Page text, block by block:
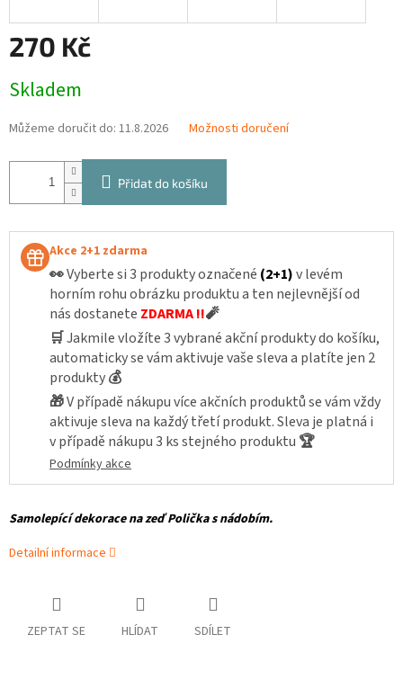
270 Kč
cena:
Skladem
Můžeme doručit do: 11.8.2026 Možnosti doručení
Přidat do košíku
Akce 2+1 zdarma
👀Vyberte si 3 produkty označené (2+1)v levém
horním rohu obrázku produktu a ten nejlevnější od
nás dostanete ZDARMA !!🧨
🛒Jakmile vložíte 3 vybrané akční produkty do košíku,
automaticky se vám aktivuje vaše sleva a platíte jen 2
produkty💰
🎁V případě nákupu více akčních produktů se vám vždy
aktivuje sleva na každý třetí produkt. Sleva je platná i
v případě nákupu 3 ks stejného produktu 🏆
Podmínky akce
Samolepící dekorace na zeď Polička s nádobím.
Detailní informace
ZEPTAT SE HLÍDAT SDÍLET